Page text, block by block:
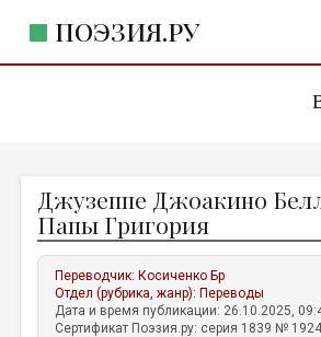
ПОЭЗИЯ.РУ
ЖАНРЫ
АВТОРЫ
КОММЕНТАРИИ
ЛИТСАЛОН
Джузеппе Джоакино
Папы Григория
Переводчик: Косиченко Бр
Отдел (рубрика, жанр): Переводы
Дата и время публикации: 26.10.2025,
Сертификат Поэзия.ру: серия 1839 №